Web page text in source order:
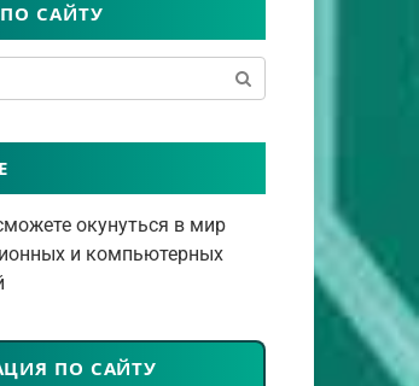
САЙТУ
окунуться в мир
и компьютерных
ПО САЙТУ